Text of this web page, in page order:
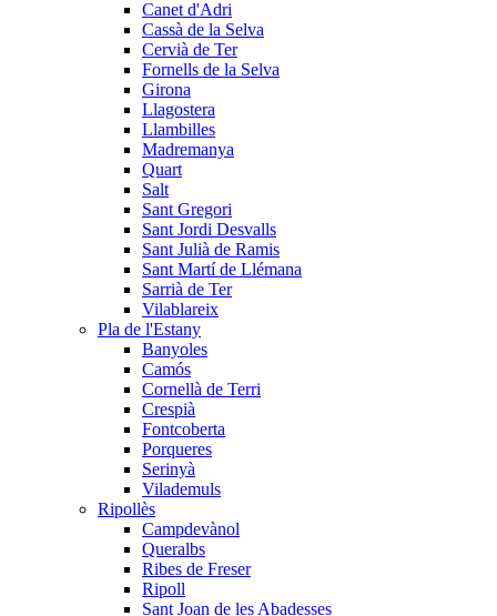
Canet d'Adri
Cassà de la Selva
Cervià de Ter
Fornells de la Selva
Girona
Llagostera
Llambilles
Madremanya
Quart
Salt
Sant Gregori
Sant Jordi Desvalls
Sant Julià de Ramis
Sant Martí de Llémana
Sarrià de Ter
Vilablareix
Pla de l'Estany
Banyoles
Camós
Cornellà de Terri
Crespià
Fontcoberta
Porqueres
Serinyà
Vilademuls
Ripollès
Campdevànol
Queralbs
Ribes de Freser
Ripoll
Sant Joan de les Abadesses